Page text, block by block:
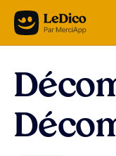
Aller au contenu